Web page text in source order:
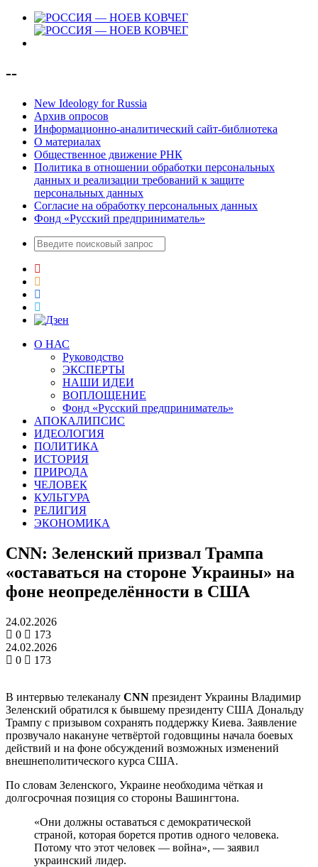
--
New Ideology for Russia
Архив опросов
Информационно-аналитический сайт-библиотека
О материалах
Общественное движение РНК
Политика в отношении обработки персональных
данных и реализации требований к защите
персональных данных
Согласие на обработку персональных данных
Фонд «Русский предприниматель»
О НАС
Руководство
ЭКСПЕРТЫ
НАШИ ИДЕИ
ВОПЛОЩЕНИЕ
Фонд «Русский предприниматель»
АПОКАЛИПСИС
ИДЕОЛОГИЯ
ПОЛИТИКА
ИСТОРИЯ
ПРИРОДА
ЧЕЛОВЕК
КУЛЬТУРА
РЕЛИГИЯ
ЭКОНОМИКА
CNN: Зеленский призвал Трампа
«оставаться на стороне Украины» на
фоне неопределённости в США
24.02.2026
0
173
24.02.2026
0
173
В интервью телеканалу CNN президент Украины Владимир
Зеленский обратился к бывшему президенту США Дональду
Трампу с призывом сохранять поддержку Киева. Заявление
прозвучало накануне четвёртой годовщины начала боевых
действий и на фоне обсуждений возможных изменений
внешнеполитического курса США.
По словам Зеленского, Украине необходима чёткая и
долгосрочная позиция со стороны Вашингтона.
«Они должны оставаться с демократической
страной, которая борется против одного человека.
Потому что этот человек — война», — заявил
украинский лидер.